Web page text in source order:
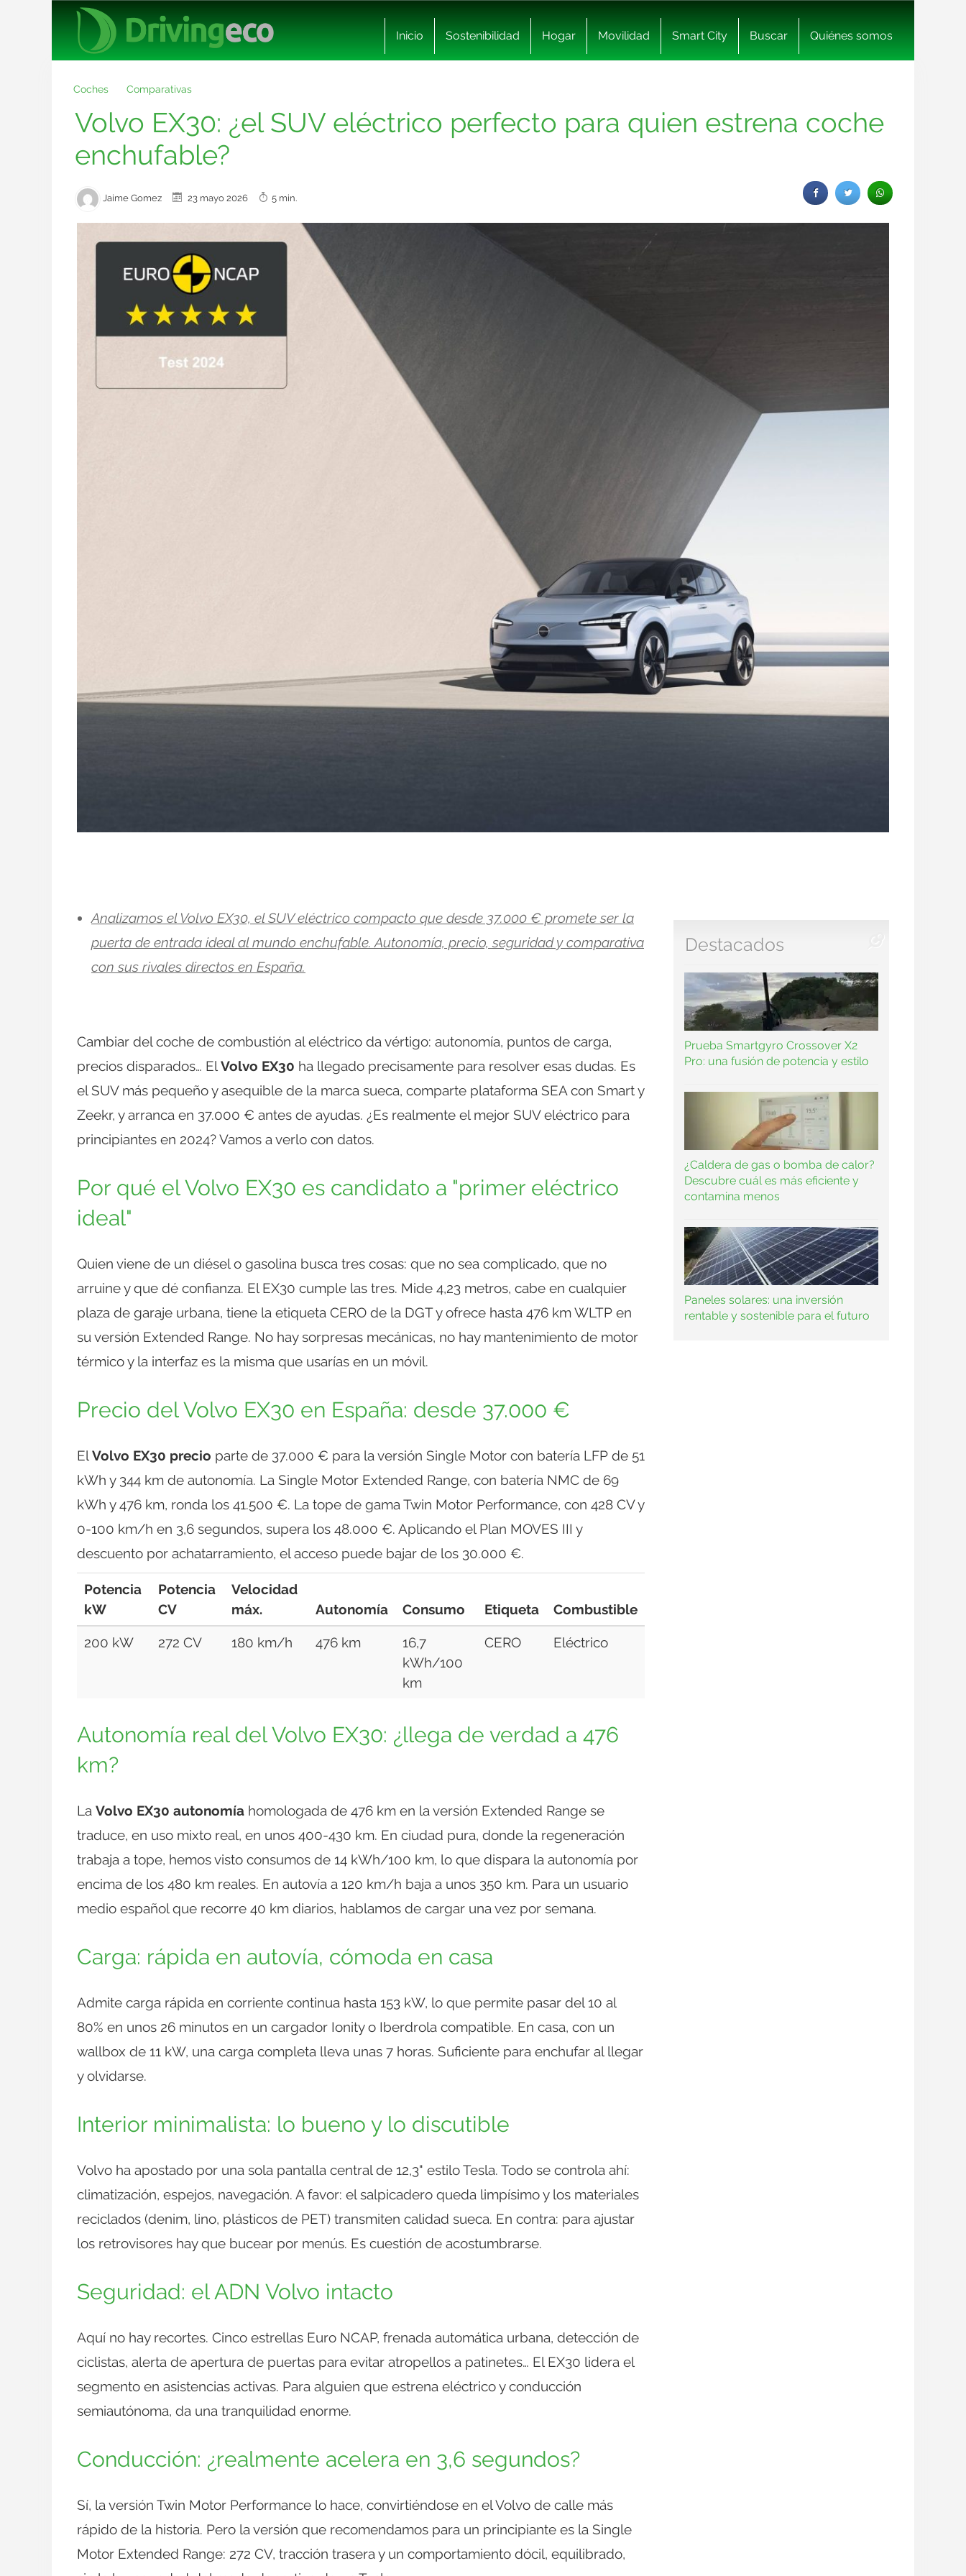
Inicio Sostenibilidad Hogar Movilidad Smart City Buscar Quiénes somos
Coches Comparativas
Volvo EX30: ¿el SUV eléctrico perfecto para quien estrena coche
enchufable?
Jaime Gomez 23 mayo 2026 5 min.
Analizamos el Volvo EX30, el SUV eléctrico compacto que desde 37.000 € promete ser la
puerta de entrada ideal al mundo enchufable. Autonomía, precio, seguridad y comparativa
con sus rivales directos en España.
Cambiar del coche de combustión al eléctrico da vértigo: autonomía, puntos de carga,
precios disparados… ElVolvo EX30 ha llegado precisamente para resolver esas dudas. Es
el SUV más pequeño y asequible de la marca sueca, comparte plataforma SEA con Smart y
Zeekr, y arranca en 37.000 € antes de ayudas. ¿Es realmente el mejor SUV eléctrico para
principiantes en 2024? Vamos a verlo con datos.
Por qué el Volvo EX30 es candidato a "primer eléctrico
ideal"
Quien viene de un diésel o gasolina busca tres cosas: que no sea complicado, que no
arruine y que dé confianza. El EX30 cumple las tres. Mide 4,23 metros, cabe en cualquier
plaza de garaje urbana, tiene la etiqueta CERO de la DGT y ofrece hasta 476 km WLTP en
su versión Extended Range. No hay sorpresas mecánicas, no hay mantenimiento de motor
térmico y la interfaz es la misma que usarías en un móvil.
Precio del Volvo EX30 en España: desde 37.000 €
ElVolvo EX30 precio parte de 37.000 € para la versión Single Motor con batería LFP de 51
kWh y 344 km de autonomía. La Single Motor Extended Range, con batería NMC de 69
kWh y 476 km, ronda los 41.500 €. La tope de gama Twin Motor Performance, con 428 CV y
0-100 km/h en 3,6 segundos, supera los 48.000 €. Aplicando el Plan MOVES III y
descuento por achatarramiento, el acceso puede bajar de los 30.000 €.
Potencia
kW
Potencia
CV
Velocidad
máx.
Autonomía Consumo Etiqueta Combustible
200 kW 272 CV 180 km/h 476 km
16,7
kWh/100
km
CERO Eléctrico
Autonomía real del Volvo EX30: ¿llega de verdad a 476
km?
La Volvo EX30 autonomía homologada de 476 km en la versión Extended Range se
traduce, en uso mixto real, en unos 400-430 km. En ciudad pura, donde la regeneración
trabaja a tope, hemos visto consumos de 14 kWh/100 km, lo que dispara la autonomía por
encima de los 480 km reales. En autovía a 120 km/h baja a unos 350 km. Para un usuario
medio español que recorre 40 km diarios, hablamos de cargar una vez por semana.
Carga: rápida en autovía, cómoda en casa
Admite carga rápida en corriente continua hasta 153 kW, lo que permite pasar del 10 al
80% en unos 26 minutos en un cargador Ionity o Iberdrola compatible. En casa, con un
wallbox de 11 kW, una carga completa lleva unas 7 horas. Suficiente para enchufar al llegar
y olvidarse.
Interior minimalista: lo bueno y lo discutible
Volvo ha apostado por una sola pantalla central de 12,3" estilo Tesla. Todo se controla ahí:
climatización, espejos, navegación. A favor: el salpicadero queda limpísimo y los materiales
reciclados (denim, lino, plásticos de PET) transmiten calidad sueca. En contra: para ajustar
los retrovisores hay que bucear por menús. Es cuestión de acostumbrarse.
Seguridad: el ADN Volvo intacto
Aquí no hay recortes. Cinco estrellas Euro NCAP, frenada automática urbana, detección de
ciclistas, alerta de apertura de puertas para evitar atropellos a patinetes… El EX30 lidera el
segmento en asistencias activas. Para alguien que estrena eléctrico y conducción
semiautónoma, da una tranquilidad enorme.
Conducción: ¿realmente acelera en 3,6 segundos?
Sí, la versión Twin Motor Performance lo hace, convirtiéndose en el Volvo de calle más
rápido de la historia. Pero la versión que recomendamos para un principiante es la Single
Motor Extended Range: 272 CV, tracción trasera y un comportamiento dócil, equilibrado,
Destacados
Prueba Smartgyro Crossover X2
Pro: una fusión de potencia y estilo
¿Caldera de gas o bomba de calor?
Descubre cuál es más eficiente y
contamina menos
Paneles solares: una inversión
rentable y sostenible para el futuro